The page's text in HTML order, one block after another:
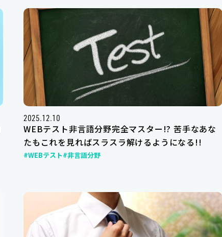
2025.12.10
WEBテスト非言語分野完全マスター!? 苦手なあな
たもこれを見ればスラスラ解けるようになる!!
#WEBテスト#非言語分野